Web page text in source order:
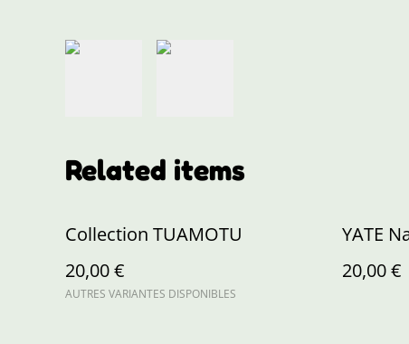
Related items
Collection TUAMOTU
20,00 €
AUTRES VARIANTES DISPONIBLES
YATE
20,00 €